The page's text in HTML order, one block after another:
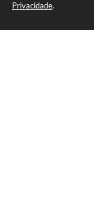
Privacidade.